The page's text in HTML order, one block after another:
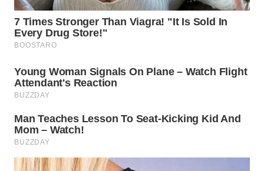
WN
NIAS
LANGKAT
TAPANULI
SELATAN
WN